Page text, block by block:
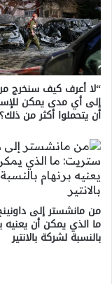
“لا أعرف كيف سنخرج
إلى أي مدى يمكن
أن يتحملوا أكثر من ذلك؟
من مانشستر إلى
ما الذي يمكن أن يعنيه
بالنسبة لشركة بالانتير